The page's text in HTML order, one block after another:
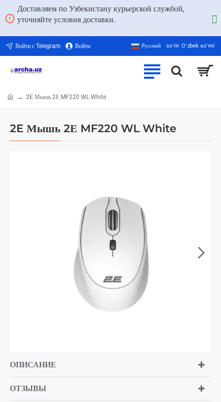
Доставляем по Узбекистану курьерской службой,
уточняйте условия доставки.
Войти с Telegram Войти Русский soʻm Oʻzbek soʻmi
2E Мышь 2Е MF220 WL White
2E Мышь 2Е MF220 WL White
ОПИСАНИЕ
ОТЗЫВЫ